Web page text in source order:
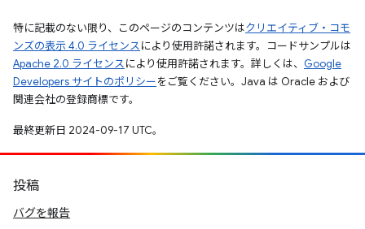
特に記載のない限り、このページのコンテンツはクリエイティブ・コモ
ンズの表示 4.0 ライセンスにより使用許諾されます。コードサンプルは
Apache 2.0 ライセンスにより使用許諾されます。詳しくは、 Google
Developers サイトのポリシーをご覧ください。Java は Oracle および
関連会社の登録商標です。
最終更新日 2024-09-17 UTC。
投稿
バグを報告